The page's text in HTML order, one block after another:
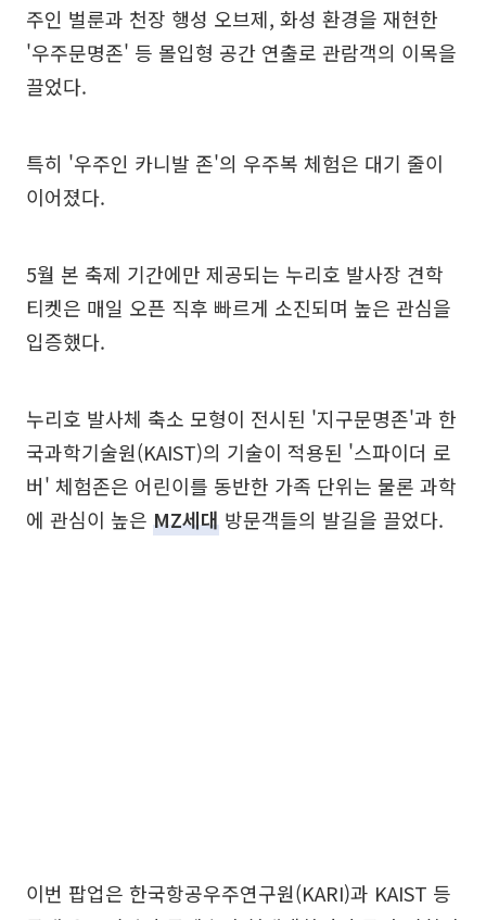
주인 벌룬과 천장 행성 오브제, 화성 환경을 재현한
'우주문명존' 등 몰입형 공간 연출로 관람객의 이목을
끌었다.
특히 '우주인 카니발 존'의 우주복 체험은 대기 줄이
이어졌다.
5월 본 축제 기간에만 제공되는 누리호 발사장 견학
티켓은 매일 오픈 직후 빠르게 소진되며 높은 관심을
입증했다.
누리호 발사체 축소 모형이 전시된 '지구문명존'과 한
국과학기술원(KAIST)의 기술이 적용된 '스파이더 로
버' 체험존은 어린이를 동반한 가족 단위는 물론 과학
에 관심이 높은 MZ세대 방문객들의 발길을 끌었다.
이번 팝업은 한국항공우주연구원(KARI)과 KAIST 등